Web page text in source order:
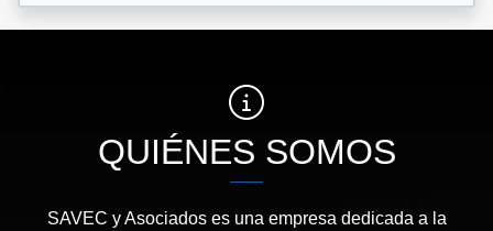
QUIÉNES SOMOS
SAVEC y Asociados es una empresa dedicada a la